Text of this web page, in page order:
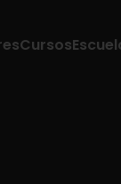
Cursos